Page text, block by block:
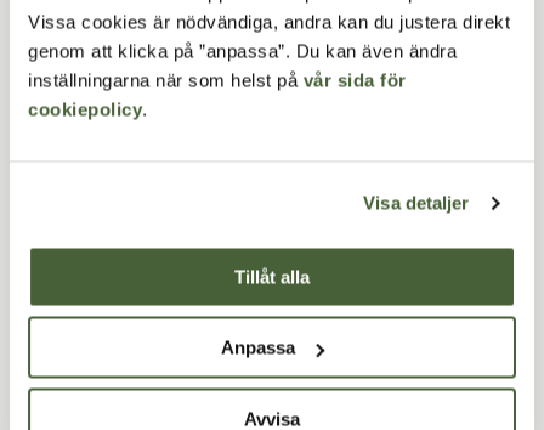
Vissa cookies är nödvändiga, andra kan du justera direkt
genom att klicka på ”anpassa”. Du kan även ändra
inställningarna när som helst på vår sida för
cookiepolicy.
Visa detaljer
Tillåt alla
Anpassa
Avvisa
Läs mer
Cykelgarage vs cykelställ: Vad